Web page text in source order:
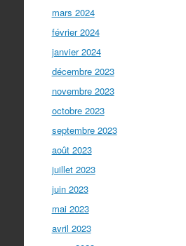
mars 2024
février 2024
janvier 2024
décembre 2023
novembre 2023
octobre 2023
septembre 2023
août 2023
juillet 2023
juin 2023
mai 2023
avril 2023